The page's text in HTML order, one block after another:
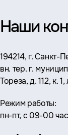
Наши
Адрес:
194214, г. Санкт-
вн. тер. г.
Тореза, д. 112, к.
Режим работы:
пн-пт, с 09-00